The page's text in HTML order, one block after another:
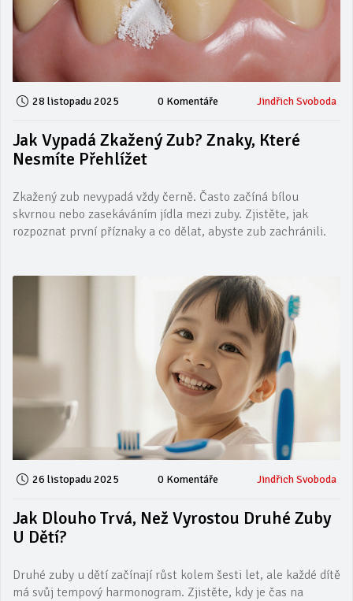
28 listopadu 2025 0 Komentáře Jindřich Svoboda
Jak Vypadá Zkažený Zub? Znaky, Které
Nesmíte Přehlížet
Zkažený zub nevypadá vždy černě. Často začíná bílou
skvrnou nebo zasekáváním jídla mezi zuby. Zjistěte, jak
rozpoznat první příznaky a co dělat, abyste zub zachránili.
26 listopadu 2025 0 Komentáře Jindřich Svoboda
Jak Dlouho Trvá, Než Vyrostou Druhé Zuby
U Dětí?
Druhé zuby u dětí začínají růst kolem šesti let, ale každé dítě
má svůj tempový harmonogram. Zjistěte, kdy je čas na